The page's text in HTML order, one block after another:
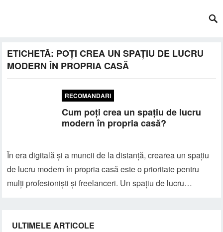
ETICHETĂ: POȚI CREA UN SPAȚIU DE LUCRU
MODERN ÎN PROPRIA CASĂ
RECOMANDARI
Cum poți crea un spațiu de lucru
modern în propria casă?
În era digitală și a muncii de la distanță, crearea un spațiu
de lucru modern în propria casă este o prioritate pentru
mulți profesioniști și freelanceri. Un spațiu de lucru…
ULTIMELE ARTICOLE